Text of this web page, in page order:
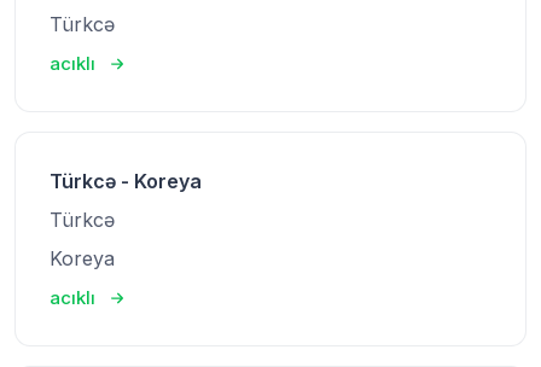
Türkcə
acıklı
Türkcə - Koreya
Türkcə
Koreya
acıklı